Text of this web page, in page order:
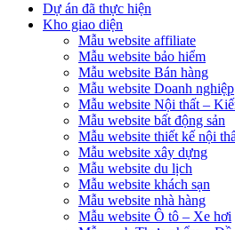
Dự án đã thực hiện
Kho giao diện
Mẫu website affiliate
Mẫu website bảo hiểm
Mẫu website Bán hàng
Mẫu website Doanh nghiệp
Mẫu website Nội thất –
Mẫu website bất động sản
Mẫu website thiết kế nội
Mẫu website xây dựng
Mẫu website du lịch
Mẫu website khách sạn
Mẫu website nhà hàng
Mẫu website Ô tô – Xe hơi